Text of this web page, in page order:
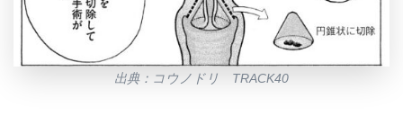
出典：コウノドリ TRACK40